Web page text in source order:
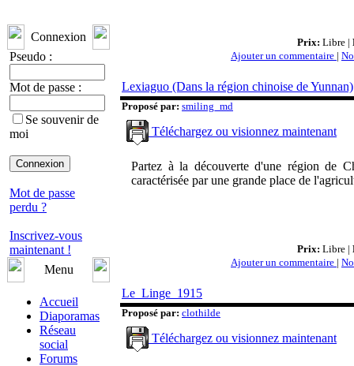
Connexion
Pseudo :
Mot de passe :
Se souvenir de
moi
Mot de passe
perdu ?
Inscrivez-vous
maintenant !
Menu
Accueil
Diaporamas
Réseau
social
Forums
Prix: Libre |
Ajouter un commentaire |
Lexiaguo (Dans la région chinoise de Yunnan)
Proposé par: smiling_md
Téléchargez ou visionnez maintenant
Partez à la découverte d'une région de
caractérisée par une grande place de
Prix: Libre |
Ajouter un commentaire |
Le_Linge_1915
Proposé par: clothilde
Téléchargez ou visionnez maintenant